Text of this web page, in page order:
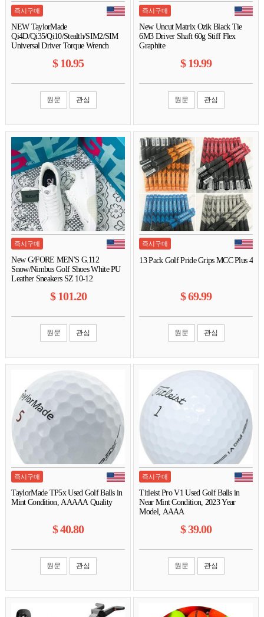
즉시구매
NEW TaylorMade
Qi4D/Qi35/Qi10/Stealth/SIM2/SIM
Universal Driver Torque Wrench
$10.95
원문 관심
즉시구매
New Uncut Matrix Ozik Black Tie
6M3 Driver Shaft 60g Stiff Flex
Graphite
$19.99
원문 관심
즉시구매
New G/FORE MEN'S G.112
Snow/Nimbus Golf Shoes White PU
Leather Sneakers SZ 10-12
$101.20
원문 관심
즉시구매
13 Pack Golf Pride Grips MCC Plus 4
$69.99
원문 관심
즉시구매
TaylorMade TP5x Used Golf Balls in
Mint Condition, AAAAA Quality
$40.80
원문 관심
즉시구매
Titleist Pro V1 Used Golf Balls in
Near Mint Condition, 2023 Year
Model, AAAA
$39.00
원문 관심